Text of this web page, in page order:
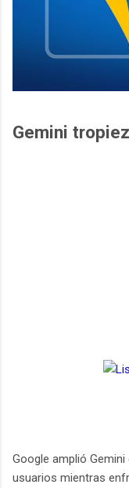
Gemini
Google amplió
usuarios mientras